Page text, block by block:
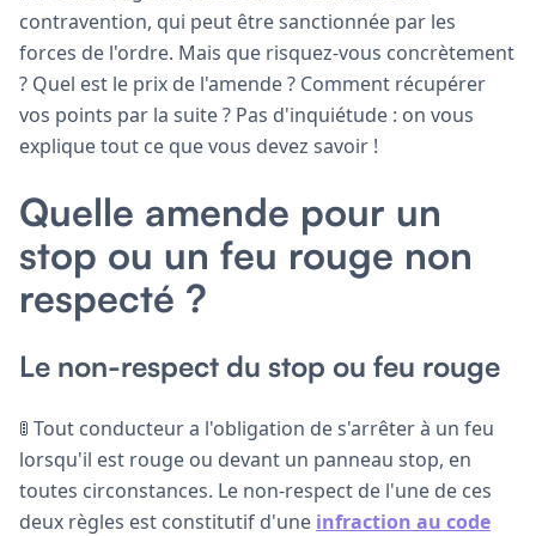
contravention, qui peut être sanctionnée par les
forces de l'ordre. Mais que risquez-vous concrètement
? Quel est le prix de l'amende ? Comment récupérer
vos points par la suite ? Pas d'inquiétude : on vous
explique tout ce que vous devez savoir !
Quelle amende pour un
stop ou un feu rouge non
respecté ?
Le non-respect du stop ou feu rouge
🚦 Tout conducteur a l'obligation de s'arrêter à un feu
lorsqu'il est rouge ou devant un panneau stop, en
toutes circonstances. Le non-respect de l'une de ces
deux règles est constitutif d'une infraction au code